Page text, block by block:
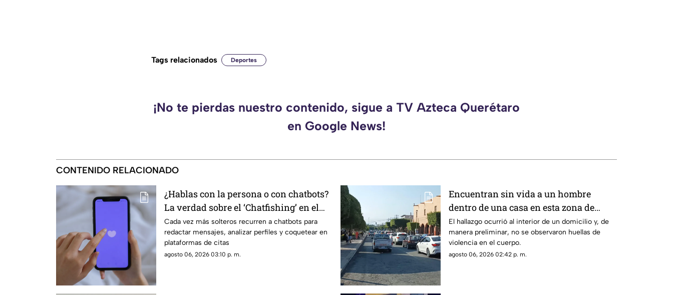
Tags relacionados Deportes
¡No te pierdas nuestro contenido, sigue a TV Azteca Querétaro
en Google News!
CONTENIDO RELACIONADO
¿Hablas con la persona o con chatbots?
La verdad sobre el ‘Chatfishing’ en el
coqueteo digital
Cada vez más solteros recurren a chatbots para
redactar mensajes, analizar perfiles y coquetear en
plataformas de citas
agosto 06, 2026 03:10 p. m.
Encuentran sin vida a un hombre
dentro de una casa en esta zona de
Querétaro
El hallazgo ocurrió al interior de un domicilio y, de
manera preliminar, no se observaron huellas de
violencia en el cuerpo.
agosto 06, 2026 02:42 p. m.